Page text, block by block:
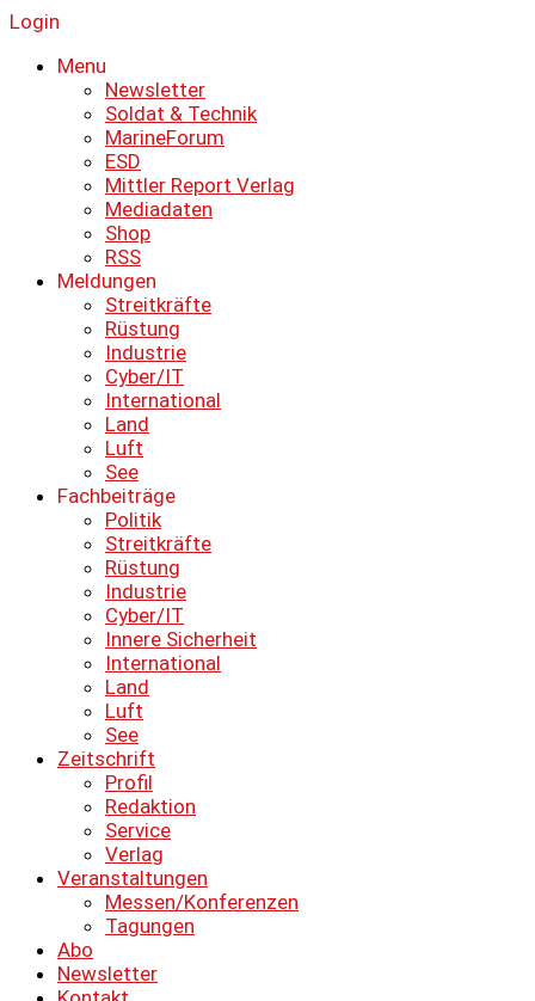
Login
Menu
Newsletter
Soldat & Technik
MarineForum
ESD
Mittler Report Verlag
Mediadaten
Shop
RSS
Meldungen
Streitkräfte
Rüstung
Industrie
Cyber/IT
International
Land
Luft
See
Fachbeiträge
Politik
Streitkräfte
Rüstung
Industrie
Cyber/IT
Innere Sicherheit
International
Land
Luft
See
Zeitschrift
Profil
Redaktion
Service
Verlag
Veranstaltungen
Messen/Konferenzen
Tagungen
Abo
Newsletter